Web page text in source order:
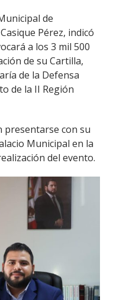
de
Pérez, indicó
a los 3 mil 500
de su Cartilla,
de la Defensa
de la II Región
presentarse con su
Municipal en la
del evento.